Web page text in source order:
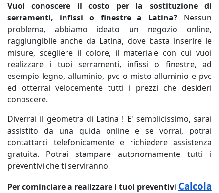
Vuoi conoscere il costo per la sostituzione di
serramenti, infissi o finestre a Latina? Nessun
problema, abbiamo ideato un negozio online,
raggiungibile anche da Latina, dove basta inserire le
misure, scegliere il colore, il materiale con cui vuoi
realizzare i tuoi serramenti, infissi o finestre, ad
esempio legno, alluminio, pvc o misto alluminio e pvc
ed otterrai velocemente tutti i prezzi che desideri
conoscere.
Diverrai il geometra di Latina ! E' semplicissimo, sarai
assistito da una guida online e se vorrai, potrai
contattarci telefonicamente e richiedere assistenza
gratuita. Potrai stampare autonomamente tutti i
preventivi che ti serviranno!
Per cominciare a realizzare i tuoi preventivi Calcola